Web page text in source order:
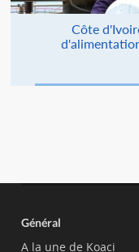
Côte
Général
A la une de Koaci